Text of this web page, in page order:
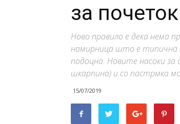
за
Ново правило е дека нема
намирница што е типична
подоцна. Новите насоки за
шкарпина) и со пастрмка
15/07/2019